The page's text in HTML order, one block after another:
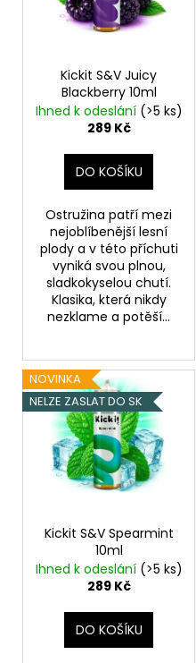
Kickit S&V Juicy
Blackberry 10ml
Ihned k odeslání (>5 ks)
289 Kč
DO KOŠÍKU
Ostružina patří mezi
nejoblíbenější lesní
plody a v této příchuti
vyniká svou plnou,
sladkokyselou chutí.
Klasika, která nikdy
nezklame a potěší...
NOVINKA
NELZE ZASLAT DO SK
Kickit S&V Spearmint
10ml
Ihned k odeslání (>5 ks)
289 Kč
DO KOŠÍKU